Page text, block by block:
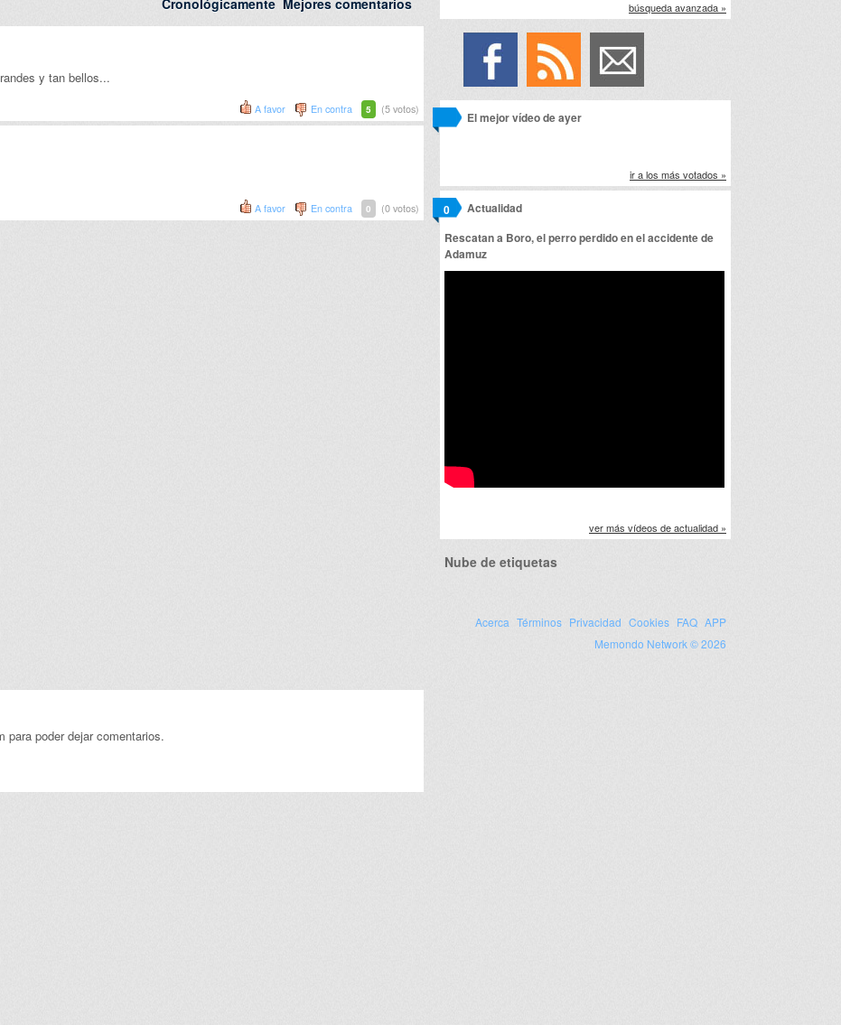
Mejores comentarios
Cronológicamente
y tan bellos...
A favor En contra 5 (5 votos)
A favor En contra 0 (0 votos)
para poder dejar comentarios.
búsqueda avanzada »
El mejor vídeo de ayer
ir a los más votados »
Actualidad
0
Rescatan a Boro, el perro perdido en el accidente de
Adamuz
ver más vídeos de actualidad »
Nube de etiquetas
Acerca Términos Privacidad Cookies FAQ APP
Memondo Network © 2026